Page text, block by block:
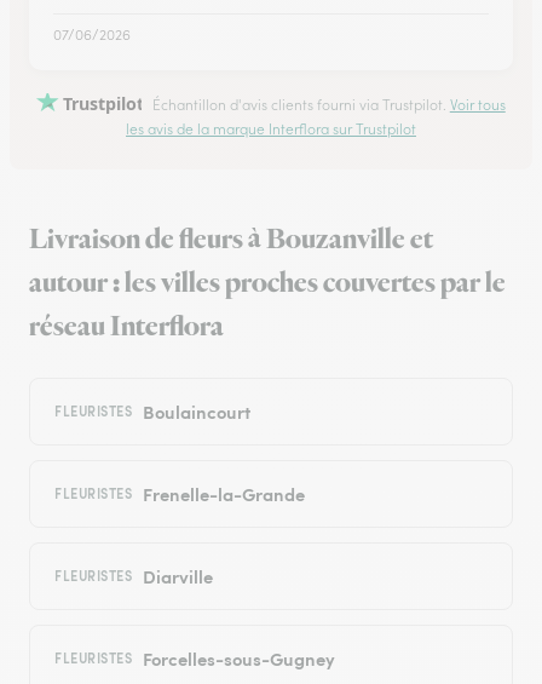
07/06/2026
Trustpilot Échantillon d'avis clients fourni via Trustpilot. Voir tous
les avis de la marque Interflora sur Trustpilot
Livraison de fleurs à Bouzanville et
autour : les villes proches couvertes par le
réseau Interflora
FLEURISTES Boulaincourt
FLEURISTES Frenelle-la-Grande
FLEURISTES Diarville
FLEURISTES Forcelles-sous-Gugney